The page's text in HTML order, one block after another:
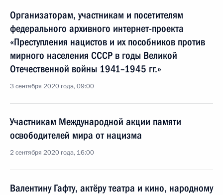
Организаторам, участникам и посетителям
федерального архивного интернет-проекта
«Преступления нацистов и их пособников против
мирного населения СССР в годы Великой
Отечественной войны 1941–1945 гг.»
3 сентября 2020 года, 09:00
Участникам Международной акции памяти
освободителей мира от нацизма
2 сентября 2020 года, 16:00
Валентину Гафту, актёру театра и кино, народному